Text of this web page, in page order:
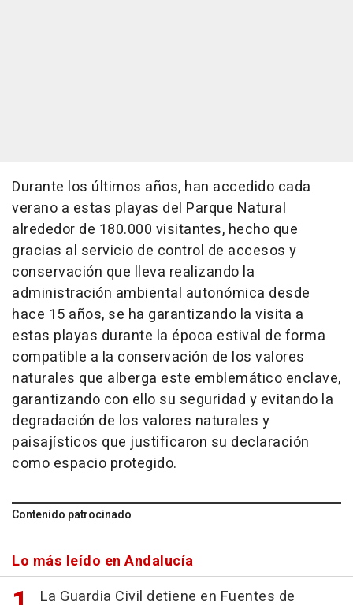
Durante los últimos años, han accedido cada
verano a estas playas del Parque Natural
alrededor de 180.000 visitantes, hecho que
gracias al servicio de control de accesos y
conservación que lleva realizando la
administración ambiental autonómica desde
hace 15 años, se ha garantizando la visita a
estas playas durante la época estival de forma
compatible a la conservación de los valores
naturales que alberga este emblemático enclave,
garantizando con ello su seguridad y evitando la
degradación de los valores naturales y
paisajísticos que justificaron su declaración
como espacio protegido.
Contenido patrocinado
Lo más leído en Andalucía
La Guardia Civil detiene en Fuentes de